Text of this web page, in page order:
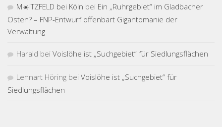
M☀️ITZFELD bei Köln bei Ein „Ruhrgebiet“ im Gladbacher
Osten? – FNP-Entwurf offenbart Gigantomanie der
Verwaltung
Harald bei Voislöhe ist „Suchgebiet“ für Siedlungsflächen
Lennart Höring bei Voislöhe ist „Suchgebiet“ für
Siedlungsflächen